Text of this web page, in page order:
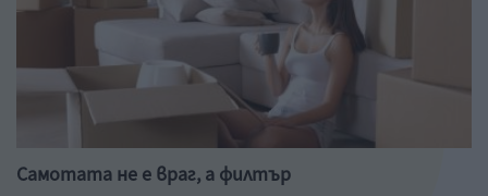
Самотата не е враг, а филтър